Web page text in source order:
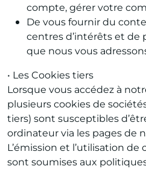
compte, gérer votre
De vous fournir du
centres d’intérêts et de
que nous vous
• Les Cookies tiers
Lorsque vous accédez à
plusieurs cookies de
tiers) sont susceptibles
ordinateur via les pages de
L’émission et l’utilisation de
sont soumises aux